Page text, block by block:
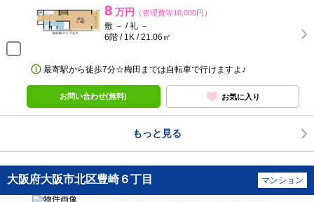
8 万円 （管理費等10,000円）
敷 － / 礼 －
6階 / 1K / 21.06㎡
最寄駅から徒歩7分☆梅田までは自転車で行けますよ♪
お問い合わせ(無料) お気に入り
もっと見る
大阪府大阪市北区豊崎６丁目 マンション